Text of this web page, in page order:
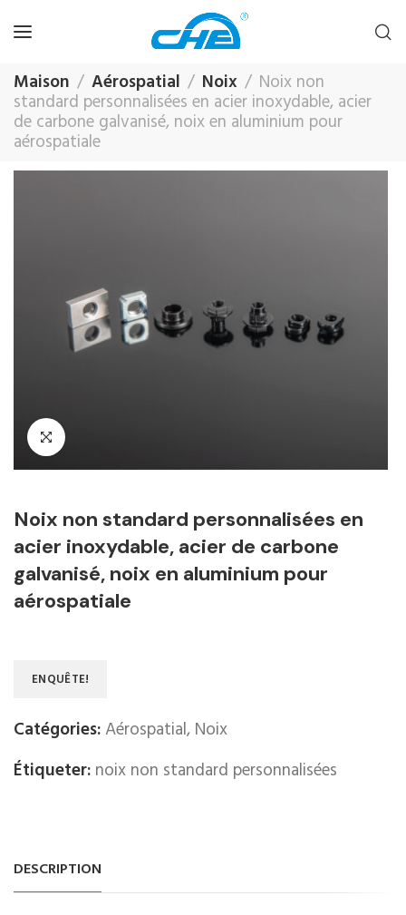
Maison Aérospatial Noix Noix non
standard personnalisées en acier inoxydable, acier
de carbone galvanisé, noix en aluminium pour
aérospatiale
Noix non standard personnalisées en
acier inoxydable, acier de carbone
galvanisé, noix en aluminium pour
aérospatiale
ENQUÊTE!
Catégories: Aérospatial, Noix
Étiqueter: noix non standard personnalisées
DESCRIPTION